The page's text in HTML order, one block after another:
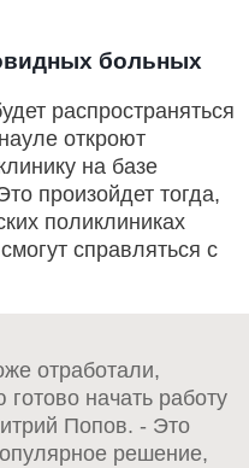
больных
распространяться
откроют
на базе
произойдет тогда,
поликлиниках
справляться с
отработали,
начать работу
Попов. - Это
решение,